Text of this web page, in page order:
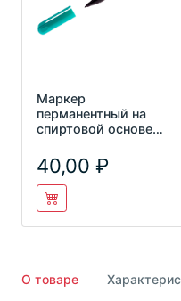
Маркер
перманентный на
спиртовой основе
зеленый 1мм
40,00
О товаре